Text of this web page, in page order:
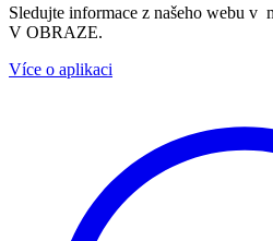
Sledujte informace z našeho webu v
V OBRAZE.
Více o aplikaci